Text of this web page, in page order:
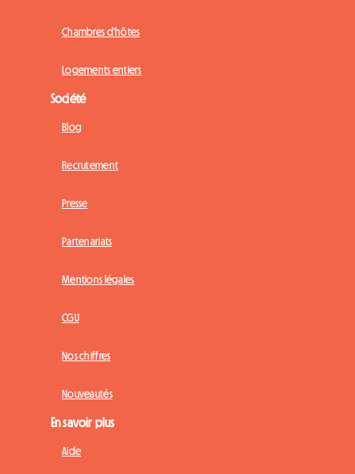
Chambres d'hôtes
Logements entiers
Société
Blog
Recrutement
Presse
Partenariats
Mentions légales
CGU
Nos chiffres
Nouveautés
En savoir plus
Aide